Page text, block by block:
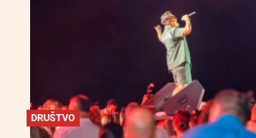
DRUŠTVO